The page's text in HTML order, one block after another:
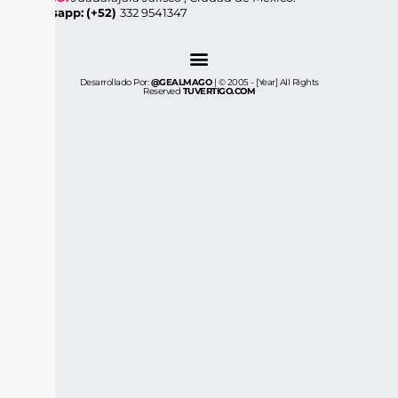
Whatsapp: (+52) 332 9541347
Desarrollado Por:@GEALMAGO | © 2005 - [year] All Rights
Reserved TUVERTIGO.COM